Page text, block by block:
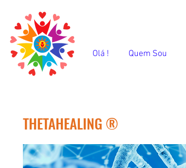
Olá ! Quem Sou
THETAHEALING ®